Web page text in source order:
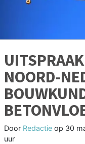
NOORD-
Door Redactie op 30
uur